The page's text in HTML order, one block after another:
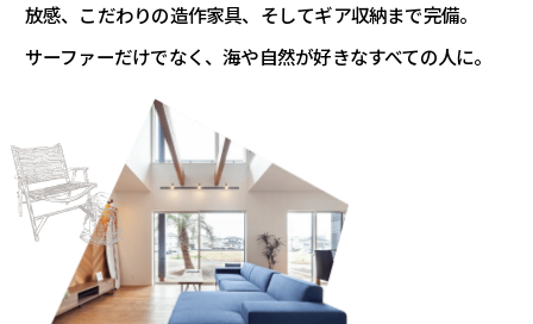
放感、 こだわりの造作家具、そしてギア収納まで完備。
サーファーだけでなく、海や自然が好きなすべての人に。